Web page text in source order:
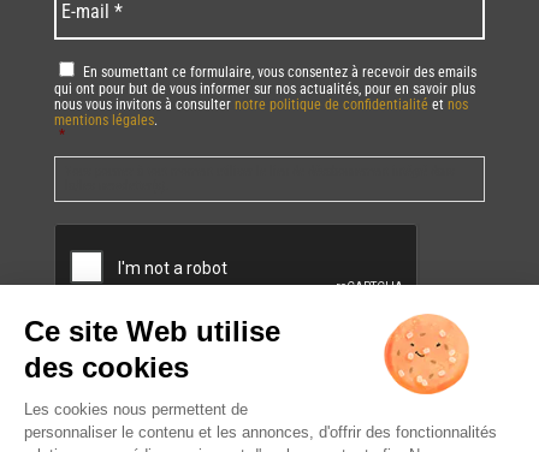
mail *
RGPD *
En soumettant ce formulaire, vous consentez à recevoir des emails
qui ont pour but de vous informer sur nos actualités, pour en savoir plus
nous vous invitons à consulter notre politique de confidentialité et nos
mentions légales.
*